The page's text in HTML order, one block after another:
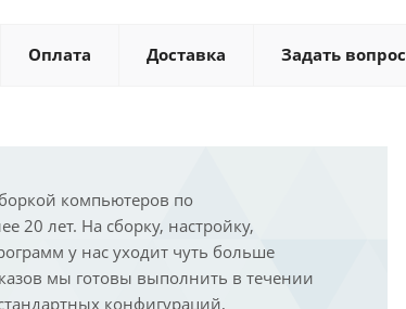
Оплата Доставка Задать вопрос
компьютеров по
20 лет. На сборку, настройку,
у нас уходит чуть больше
мы готовы выполнить в течении
конфигураций,